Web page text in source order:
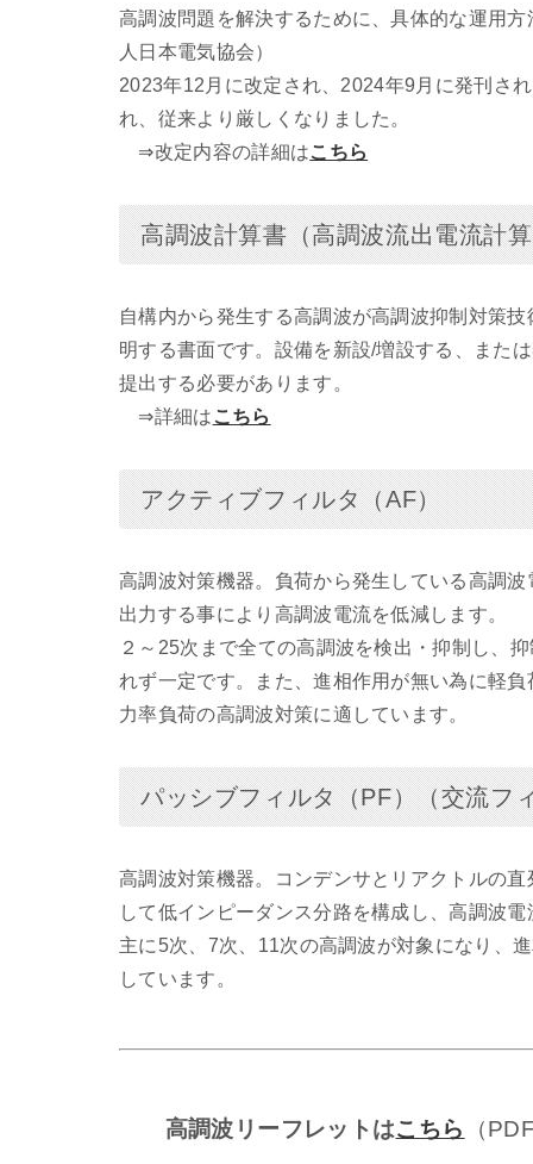
高調波問題を解決するために、具体的な運用
人日本電気協会）
2023年12月に改定され、2024年9月に発刊さ
れ、従来より厳しくなりました。
⇒改定内容の詳細はこちら
高調波計算書（高調波流出電流計
自構内から発生する高調波が高調波抑制対策
明する書面です。設備を新設/増設する、また
提出する必要があります。
⇒詳細は こちら
アクティブフィルタ（AF）
高調波対策機器。負荷から発生している高調
出力する事により高調波電流を低減します。
２～25次まで全ての高調波を検出・抑制し、
れず一定です。また、進相作用が無い為に軽
力率負荷の高調波対策に適しています。
パッシブフィルタ（PF）（交流フ
高調波対策機器。コンデンサとリアクトルの
して低インピーダンス分路を構成し、高調波
主に5次、7次、11次の高調波が対象になり、
しています。
高調波リーフレットはこちら （